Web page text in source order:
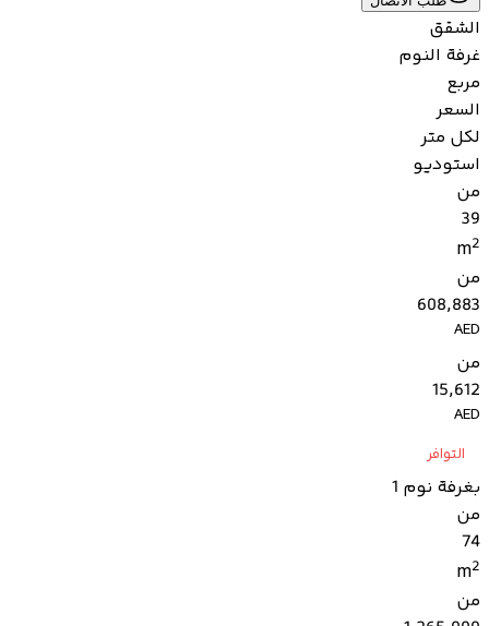
الشقق
غرفة النوم
مربع
السعر
لكل متر
استوديو
من
39
m2
من
608,883
AED
من
15,612
AED
التوافر
بغرفة نوم 1
من
74
m2
من